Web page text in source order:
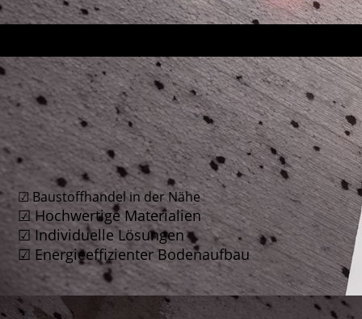
☑ Baustoffhandel in der Nähe
☑ Hochwertige Materialien
☑ Individuelle Lösungen
☑ Energieeffizienter Bodenaufbau